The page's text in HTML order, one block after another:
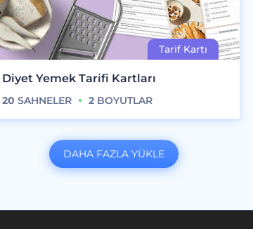
Diyet Yemek Tarifi Kartları
20 SAHNELER 2 BOYUTLAR
DAHA FAZLA YÜKLE